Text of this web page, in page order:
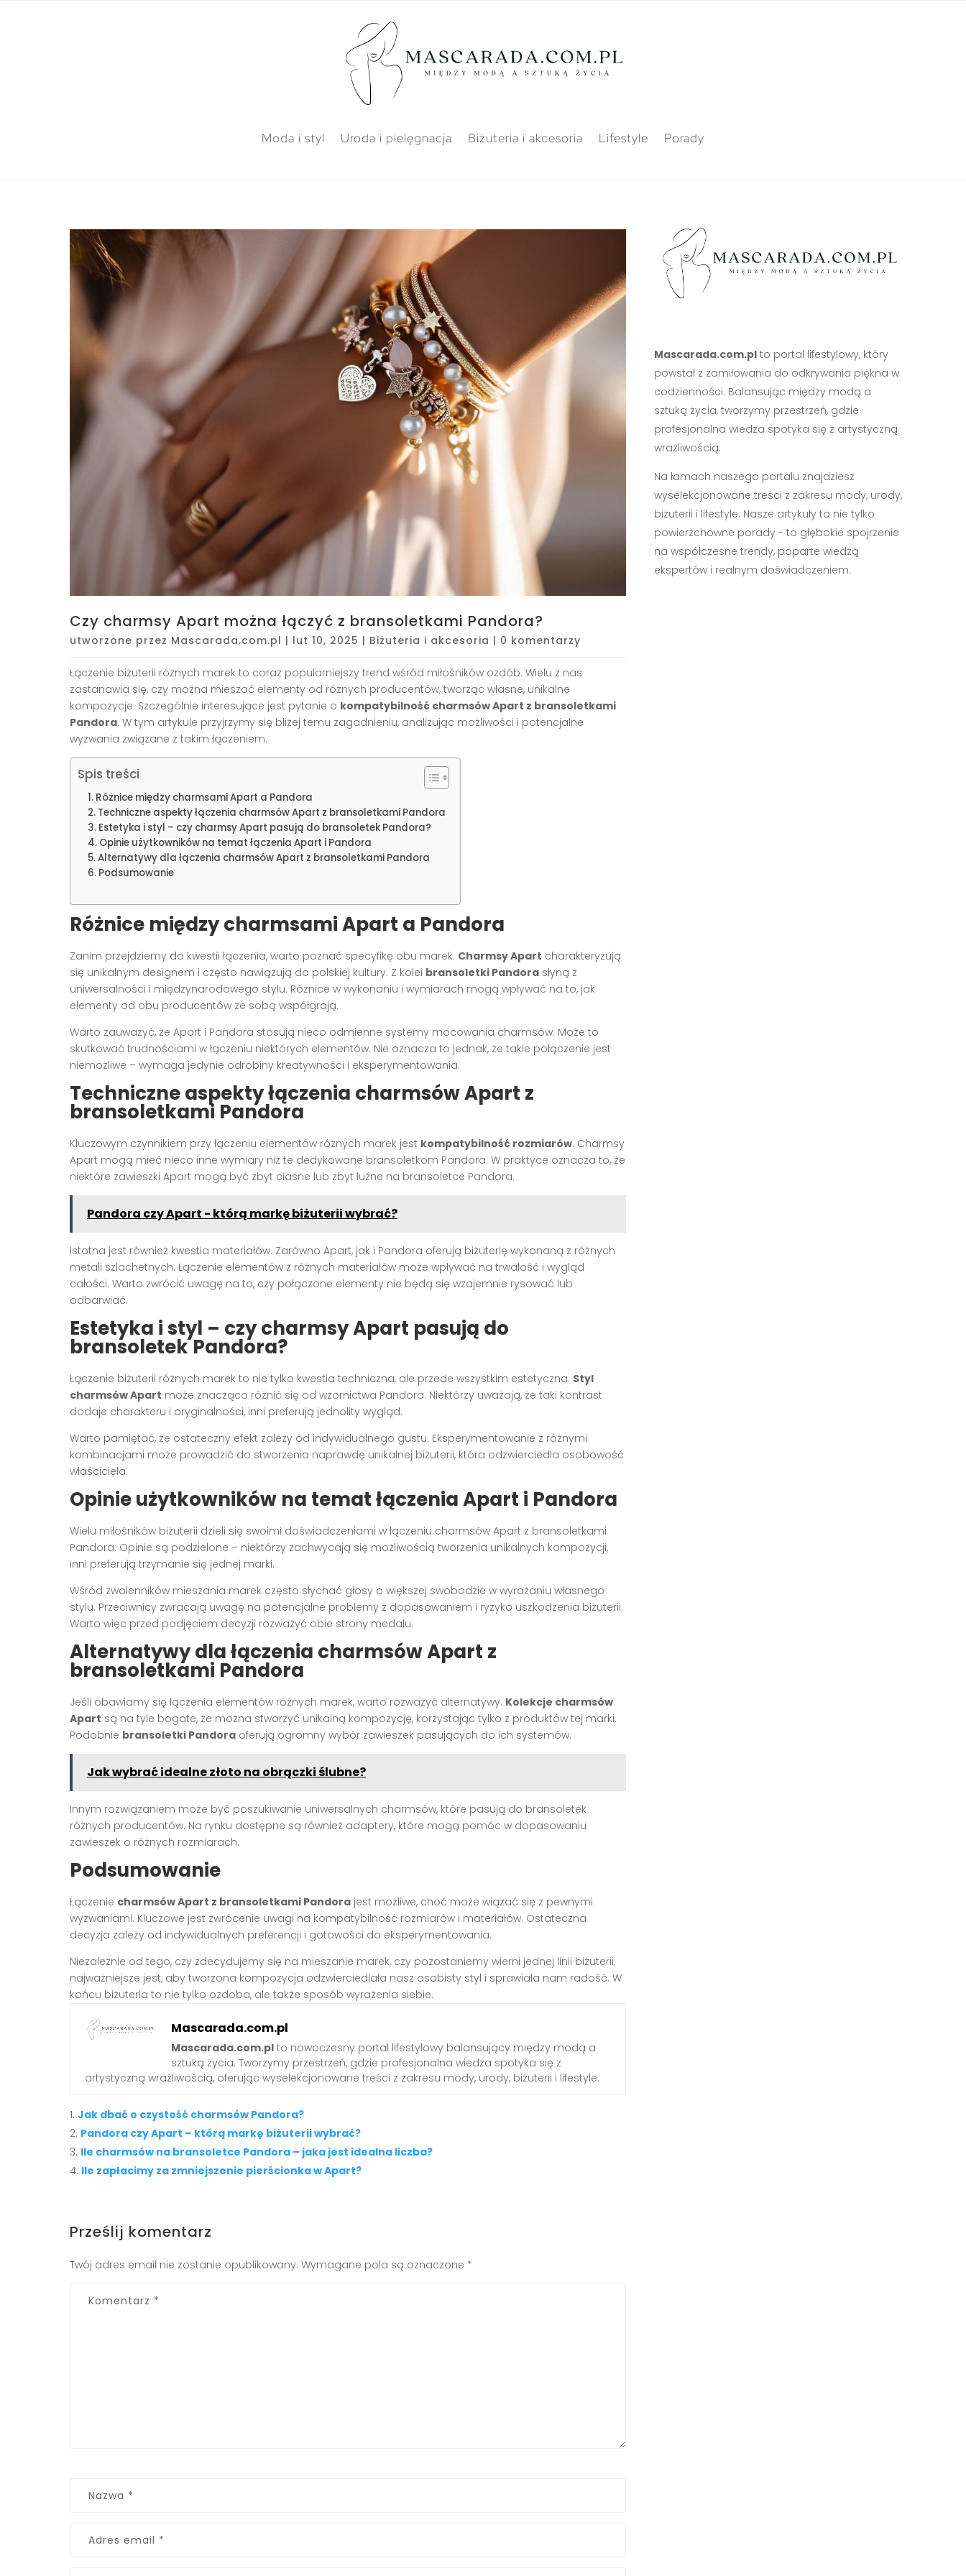
Moda i styl Uroda i pielęgnacja Biżuteria i akcesoria Lifestyle Porady
Czy charmsy Apart można łączyć z bransoletkami Pandora?
utworzone przez Mascarada.com.pl | lut 10, 2025 | Biżuteria i akcesoria | 0 komentarzy
Łączenie biżuterii różnych marek to coraz popularniejszy trend wśród miłośników ozdób. Wielu z nas
zastanawia się, czy można mieszać elementy od różnych producentów, tworząc własne, unikalne
kompozycje. Szczególnie interesujące jest pytanie o kompatybilność charmsów Apart z bransoletkami
Pandora. W tym artykule przyjrzymy się bliżej temu zagadnieniu, analizując możliwości i potencjalne
wyzwania związane z takim łączeniem.
Spis treści
Różnice między charmsami Apart a Pandora
Techniczne aspekty łączenia charmsów Apart z bransoletkami Pandora
Estetyka i styl – czy charmsy Apart pasują do bransoletek Pandora?
Opinie użytkowników na temat łączenia Apart i Pandora
Alternatywy dla łączenia charmsów Apart z bransoletkami Pandora
Podsumowanie
Różnice między charmsami Apart a Pandora
Zanim przejdziemy do kwestii łączenia, warto poznać specyfikę obu marek. Charmsy Apart charakteryzują
się unikalnym designem i często nawiązują do polskiej kultury. Z kolei bransoletki Pandora słyną z
uniwersalności i międzynarodowego stylu. Różnice w wykonaniu i wymiarach mogą wpływać na to, jak
elementy od obu producentów ze sobą współgrają.
Warto zauważyć, że Apart i Pandora stosują nieco odmienne systemy mocowania charmsów. Może to
skutkować trudnościami w łączeniu niektórych elementów. Nie oznacza to jednak, że takie połączenie jest
niemożliwe – wymaga jedynie odrobiny kreatywności i eksperymentowania.
Techniczne aspekty łączenia charmsów Apart z
bransoletkami Pandora
Kluczowym czynnikiem przy łączeniu elementów różnych marek jest kompatybilność rozmiarów. Charmsy
Apart mogą mieć nieco inne wymiary niż te dedykowane bransoletkom Pandora. W praktyce oznacza to, że
niektóre zawieszki Apart mogą być zbyt ciasne lub zbyt luźne na bransoletce Pandora.
Pandora czy Apart - którą markę biżuterii wybrać?
Istotna jest również kwestia materiałów. Zarówno Apart, jak i Pandora oferują biżuterię wykonaną z różnych
metali szlachetnych. Łączenie elementów z różnych materiałów może wpływać na trwałość i wygląd
całości. Warto zwrócić uwagę na to, czy połączone elementy nie będą się wzajemnie rysować lub
odbarwiać.
Estetyka i styl – czy charmsy Apart pasują do
bransoletek Pandora?
Łączenie biżuterii różnych marek to nie tylko kwestia techniczna, ale przede wszystkim estetyczna. Styl
charmsów Apart może znacząco różnić się od wzornictwa Pandora. Niektórzy uważają, że taki kontrast
dodaje charakteru i oryginalności, inni preferują jednolity wygląd.
Warto pamiętać, że ostateczny efekt zależy od indywidualnego gustu. Eksperymentowanie z różnymi
kombinacjami może prowadzić do stworzenia naprawdę unikalnej biżuterii, która odzwierciedla osobowość
właściciela.
Opinie użytkowników na temat łączenia Apart i Pandora
Wielu miłośników biżuterii dzieli się swoimi doświadczeniami w łączeniu charmsów Apart z bransoletkami
Pandora. Opinie są podzielone – niektórzy zachwycają się możliwością tworzenia unikalnych kompozycji,
inni preferują trzymanie się jednej marki.
Wśród zwolenników mieszania marek często słychać głosy o większej swobodzie w wyrażaniu własnego
stylu. Przeciwnicy zwracają uwagę na potencjalne problemy z dopasowaniem i ryzyko uszkodzenia biżuterii.
Warto więc przed podjęciem decyzji rozważyć obie strony medalu.
Alternatywy dla łączenia charmsów Apart z
bransoletkami Pandora
Jeśli obawiamy się łączenia elementów różnych marek, warto rozważyć alternatywy. Kolekcje charmsów
Apart są na tyle bogate, że można stworzyć unikalną kompozycję, korzystając tylko z produktów tej marki.
Podobnie bransoletki Pandora oferują ogromny wybór zawieszek pasujących do ich systemów.
Jak wybrać idealne złoto na obrączki ślubne?
Innym rozwiązaniem może być poszukiwanie uniwersalnych charmsów, które pasują do bransoletek
różnych producentów. Na rynku dostępne są również adaptery, które mogą pomóc w dopasowaniu
zawieszek o różnych rozmiarach.
Podsumowanie
Łączenie charmsów Apart z bransoletkami Pandora jest możliwe, choć może wiązać się z pewnymi
wyzwaniami. Kluczowe jest zwrócenie uwagi na kompatybilność rozmiarów i materiałów. Ostateczna
decyzja zależy od indywidualnych preferencji i gotowości do eksperymentowania.
Niezależnie od tego, czy zdecydujemy się na mieszanie marek, czy pozostaniemy wierni jednej linii biżuterii,
najważniejsze jest, aby tworzona kompozycja odzwierciedlała nasz osobisty styl i sprawiała nam radość. W
końcu biżuteria to nie tylko ozdoba, ale także sposób wyrażenia siebie.
Mascarada.com.pl
Mascarada.com.pl to nowoczesny portal lifestylowy balansujący między modą a
sztuką życia. Tworzymy przestrzeń, gdzie profesjonalna wiedza spotyka się z
artystyczną wrażliwością, oferując wyselekcjonowane treści z zakresu mody, urody, biżuterii i lifestyle.
Jak dbać o czystość charmsów Pandora?
Pandora czy Apart – którą markę biżuterii wybrać?
Ile charmsów na bransoletce Pandora – jaka jest idealna liczba?
Ile zapłacimy za zmniejszenie pierścionka w Apart?
Prześlij komentarz
Twój adres email nie zostanie opublikowany. Wymagane pola są oznaczone *
Mascarada.com.plto portal lifestylowy, który
powstał z zamiłowania do odkrywania piękna w
codzienności. Balansując między modą a
sztuką życia, tworzymy przestrzeń, gdzie
profesjonalna wiedza spotyka się z artystyczną
wrażliwością.
Na łamach naszego portalu znajdziesz
wyselekcjonowane treści z zakresu mody, urody,
biżuterii i lifestyle. Nasze artykuły to nie tylko
powierzchowne porady - to głębokie spojrzenie
na współczesne trendy, poparte wiedzą
ekspertów i realnym doświadczeniem.